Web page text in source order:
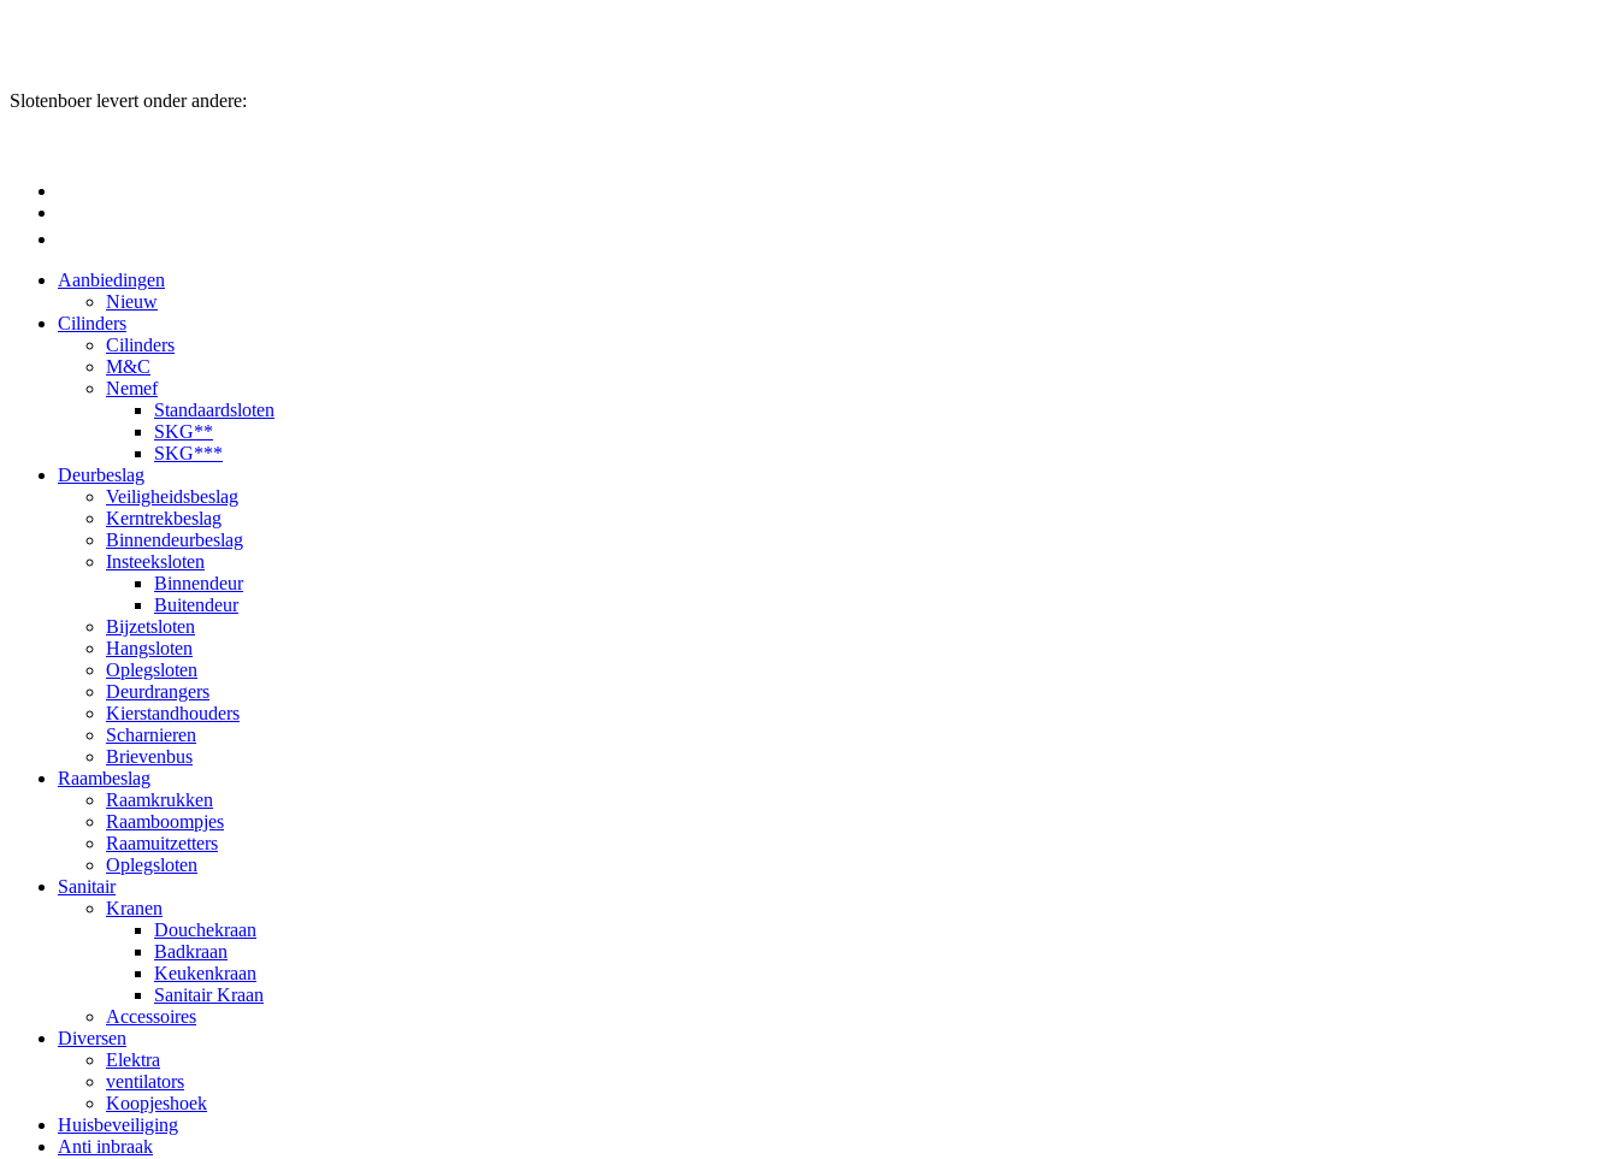
Slotenboer levert onder andere:
Aanbiedingen
Nieuw
Cilinders
Cilinders
M&C
Nemef
Standaardsloten
SKG**
SKG***
Deurbeslag
Veiligheidsbeslag
Kerntrekbeslag
Binnendeurbeslag
Insteeksloten
Binnendeur
Buitendeur
Bijzetsloten
Hangsloten
Oplegsloten
Deurdrangers
Kierstandhouders
Scharnieren
Brievenbus
Raambeslag
Raamkrukken
Raamboompjes
Raamuitzetters
Oplegsloten
Sanitair
Kranen
Douchekraan
Badkraan
Keukenkraan
Sanitair Kraan
Accessoires
Diversen
Elektra
ventilators
Koopjeshoek
Huisbeveiliging
Anti inbraak